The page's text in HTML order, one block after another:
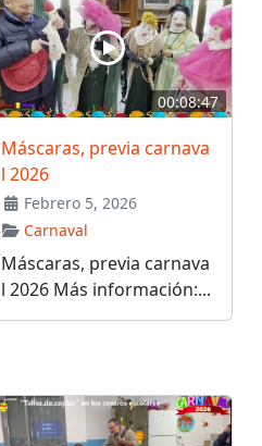
00:08:47
Máscaras, previa carnava
l 2026
Febrero 5, 2026
Carnaval
Máscaras, previa carnava
l 2026 Más información:...